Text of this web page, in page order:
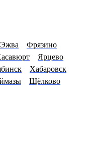
Эжва
Фрязино
Ярцево
Хабаровск
Щёлково